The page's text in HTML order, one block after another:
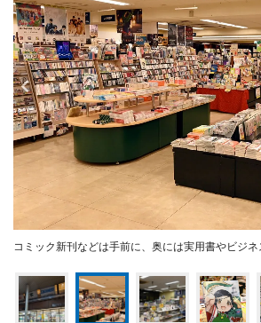
コミック新刊などは手前に、奥には実用書やビジ